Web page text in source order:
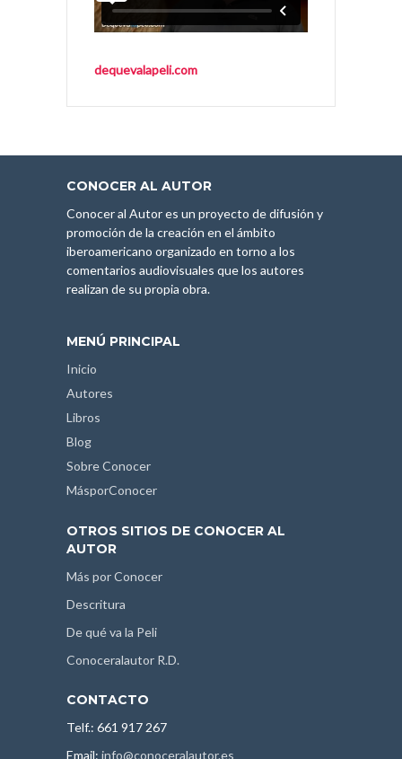
dequevalapeli.com
CONOCER AL AUTOR
Conocer al Autor es un proyecto de difusión y
promoción de la creación en el ámbito
iberoamericano organizado en torno a los
comentarios audiovisuales que los autores
realizan de su propia obra.
MENÚ PRINCIPAL
Inicio
Autores
Libros
Blog
Sobre Conocer
MásporConocer
OTROS SITIOS DE CONOCER AL
AUTOR
Más por Conocer
Descritura
De qué va la Peli
Conoceralautor R.D.
CONTACTO
Telf.: 661 917 267
Email: info@conoceralautor.es